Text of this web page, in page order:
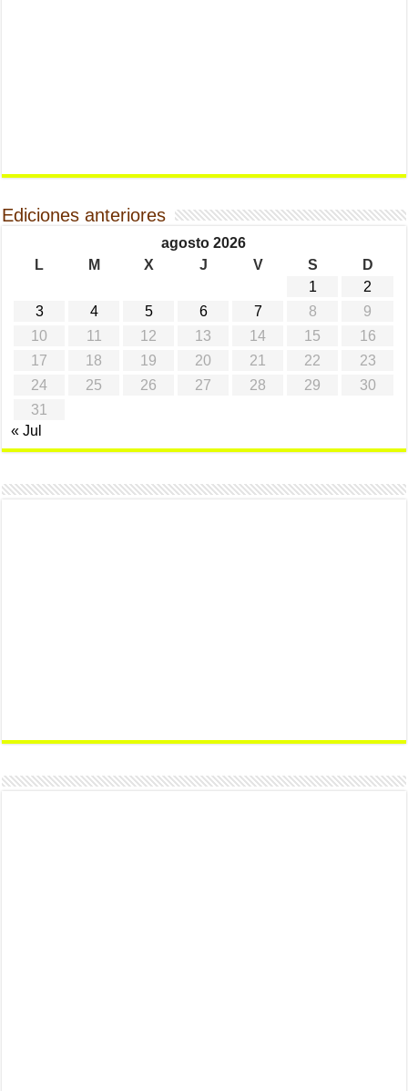
Ediciones anteriores
agosto 2026
L
M X J V S
D
1
2
3
4 5 6 7 8
9
10
11 12 13 14 15
16
17
18 19 20 21 22
23
24
25 26 27 28 29
30
31
« Jul